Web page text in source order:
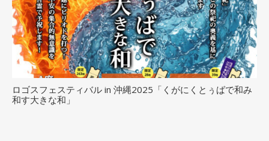
ロゴスフェスティバル in 沖縄2025「くがにくとぅばで和み
和す大きな和」